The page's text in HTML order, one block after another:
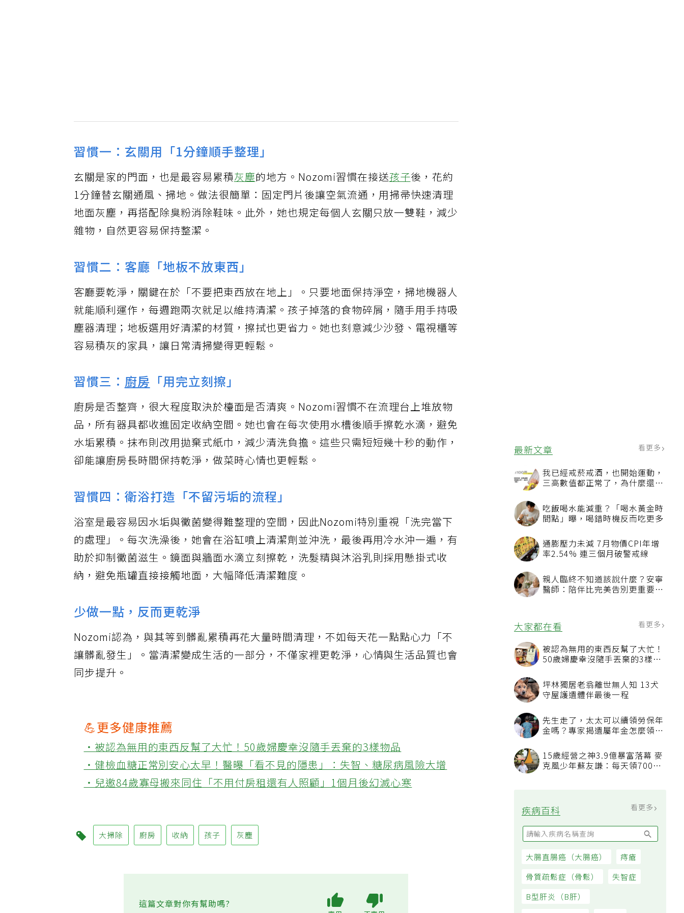
最新文章 看更多
我已經戒菸戒酒，也開始運動，
三高數值都正常了，為什麼還不
吃飯喝水能減重？「喝水黃金時
間點」曝，喝錯時機反而吃更多
通膨壓力未減 7月物價CPI年增
率2.54% 連三個月破警戒線
親人臨終不知道該說什麼？安寧
醫師：陪伴比完美告別更重要，
大家都在看
被認為無用的東西反幫了大忙！
50歲婦慶幸沒隨手丟棄的3樣物
坪林獨居老翁離世無人知 13犬
守屋護遺體伴最後一程
先生走了，太太可以續領勞保年
看順位還要看資格
15歲經營之神3.9億暴富落幕 麥
疾病百科
習慣一：玄關用「1分鐘順手整理」
玄關是家的門面，也是最容易累積灰塵的地方。Nozomi習慣在接送孩子後，花約
1分鐘替玄關通風、掃地。做法很簡單：固定門片後讓空氣流通，用掃帚快速清理
地面灰塵，再搭配除臭粉消除鞋味。此外，她也規定每個人玄關只放一雙鞋，減少
雜物，自然更容易保持整潔。
習慣二：客廳「地板不放東西」
客廳要乾淨，關鍵在於「不要把東西放在地上」。只要地面保持淨空，掃地機器人
就能順利運作，每週跑兩次就足以維持清潔。孩子掉落的食物碎屑，隨手用手持吸
塵器清理；地板選用好清潔的材質，擦拭也更省力。她也刻意減少沙發、電視櫃等
容易積灰的家具，讓日常清掃變得更輕鬆。
習慣三：廚房 「用完立刻擦」
廚房是否整齊，很大程度取決於檯面是否清爽。Nozomi習慣不在流理台上堆放物
品，所有器具都收進固定收納空間。她也會在每次使用水槽後順手擦乾水滴，避免
水垢累積。抹布則改用拋棄式紙巾，減少清洗負擔。這些只需短短幾十秒的動作，
卻能讓廚房長時間保持乾淨，做菜時心情也更輕鬆。
習慣四：衛浴打造「不留污垢的流程」
浴室是最容易因水垢與黴菌變得難整理的空間，因此Nozomi特別重視「洗完當下
的處理」。每次洗澡後，她會在浴缸噴上清潔劑並沖洗，最後再用冷水沖一遍，有
助於抑制黴菌滋生。鏡面與牆面水滴立刻擦乾，洗髮精與沐浴乳則採用懸掛式收
納，避免瓶罐直接接觸地面，大幅降低清潔難度。
少做一點，反而更乾淨
Nozomi認為，與其等到髒亂累積再花大量時間清理，不如每天花一點點心力「不
讓髒亂發生」。當清潔變成生活的一部分，不僅家裡更乾淨，心情與生活品質也會
同步提升。
💪更多健康推薦
‧被認為無用的東西反幫了大忙！50歲婦慶幸沒隨手丟棄的3樣物品
‧健檢血糖正常別安心太早！醫曝「看不見的隱患」：失智、糖尿病風險大增
‧兒邀84歲寡母搬來同住「不用付房租還有人照顧」1個月後幻滅心寒
大掃除 廚房 收納 孩子 灰塵